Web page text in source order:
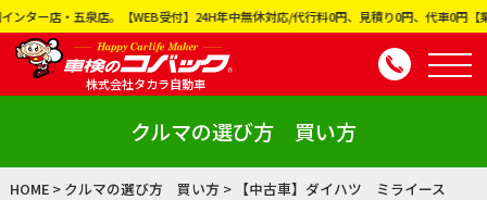
24H年中無休対応/代行料0円、見積り0円、代車0円【業界最安値】の店舗数全国NO.1車
株式会社タカラ自動車
クルマの選び方 買い方
HOME> クルマの選び方 買い方 > 【中古車】ダイハツ ミライース